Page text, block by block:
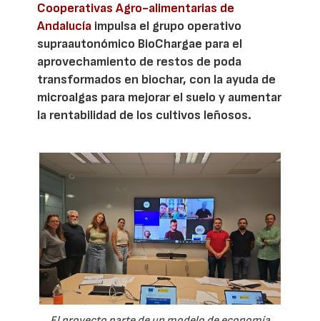
Cooperativas Agro-alimentarias de
Andalucía impulsa el grupo operativo
supraautonómico BioChargae para el
aprovechamiento de restos de poda
transformados en biochar, con la ayuda de
microalgas para mejorar el suelo y aumentar
la rentabilidad de los cultivos leñosos.